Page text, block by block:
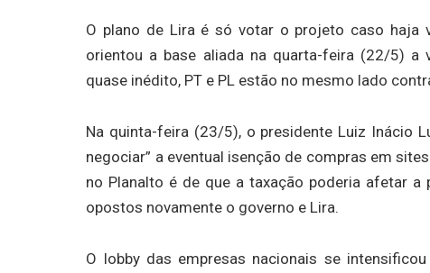
O plano de Lira é só votar o projeto caso haja
orientou a base aliada na quarta-feira (22/5)
quase inédito, PT e PL estão no mesmo lado
Na quinta-feira (23/5), o presidente Luiz Inácio
negociar” a eventual isenção de compras em
no Planalto é de que a taxação poderia afetar
opostos novamente o governo e Lira.
O lobby das empresas nacionais se